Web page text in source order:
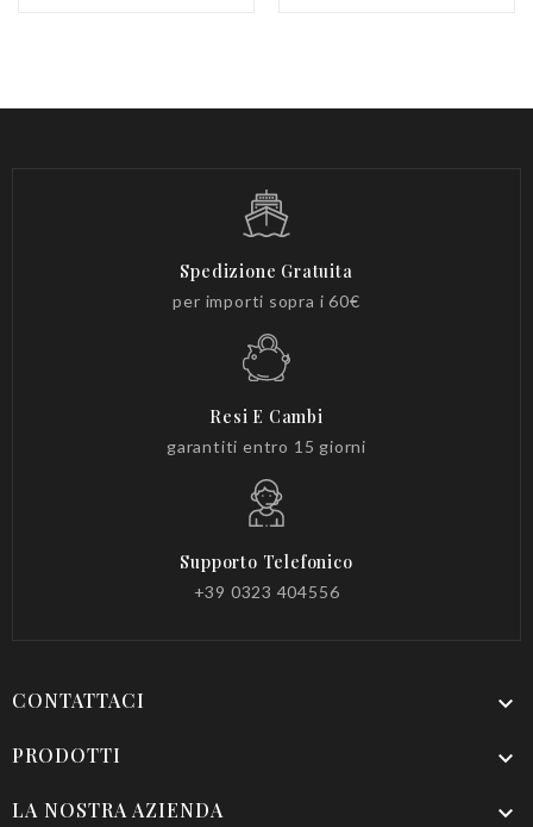
Spedizione Gratuita
per importi sopra i 60€
Resi E Cambi
garantiti entro 15 giorni
Supporto Telefonico
+39 0323 404556
CONTATTACI 
PRODOTTI 
LA NOSTRA AZIENDA 